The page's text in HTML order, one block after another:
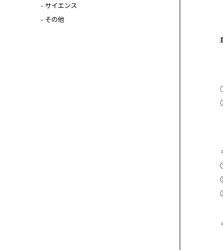
- サイエンス
- その他